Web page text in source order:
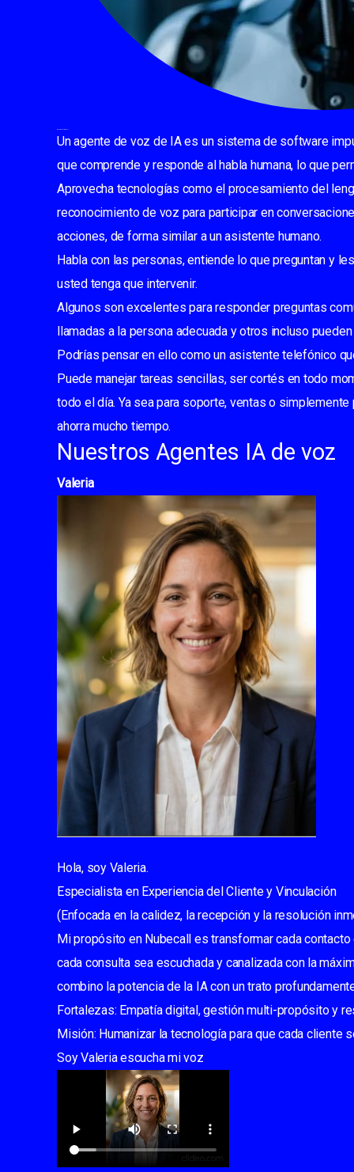
Un agente de voz de IA es un sistema de software
que comprende y responde al habla humana, lo que
Aprovecha tecnologías como el procesamiento del
reconocimiento de voz para participar en
acciones, de forma similar a un asistente humano.
Habla con las personas, entiende lo que preguntan y
usted tenga que intervenir.
Algunos son excelentes para responder preguntas
llamadas a la persona adecuada y otros incluso
Podrías pensar en ello como un asistente telefónico
Puede manejar tareas sencillas, ser cortés en todo
todo el día. Ya sea para soporte, ventas o simplemente
ahorra mucho tiempo.
Nuestros Agentes IA de voz
Valeria
Hola, soy Valeria.
Especialista en Experiencia del Cliente y Vinculación
(Enfocada en la calidez, la recepción y la resolución
Mi propósito en Nubecall es transformar cada
cada consulta sea escuchada y canalizada con la
combino la potencia de la IA con un trato
Fortalezas: Empatía digital, gestión multi-propósito y
Misión: Humanizar la tecnología para que cada
Soy Valeria escucha mi voz